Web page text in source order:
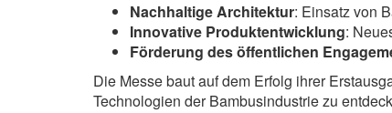
Nachhaltige Architektur: Einsatz von
Innovative Produktentwicklung:
Förderung des öffentlichen
Die Messe baut auf dem Erfolg ihrer
Technologien der Bambusindustrie zu